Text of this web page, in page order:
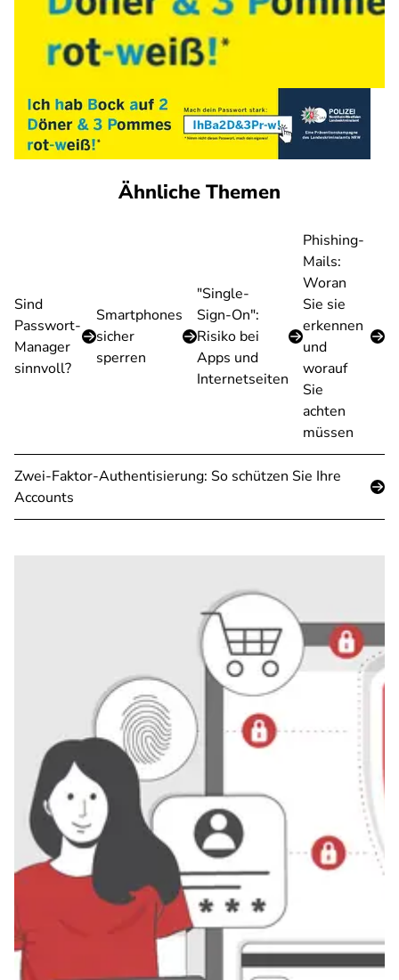
Ähnliche Themen
Sind
Passwort-
Manager
sinnvoll?
Smartphones
sicher
sperren
"Single-
Sign-On":
Risiko bei
Apps und
Internetseiten
Phishing-
Mails:
Woran
Sie sie
erkennen
und
worauf
Sie
achten
müssen
Zwei-Faktor-Authentisierung: So schützen Sie Ihre
Accounts